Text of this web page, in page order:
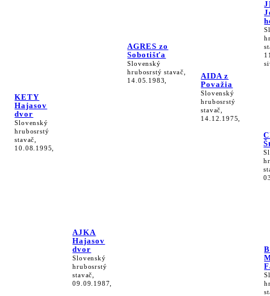
KETY
Hajasov
dvor
Slovenský
hrubosrstý
stavač,
10.08.1995,
AJKA
Hajasov
dvor
Slovenský
hrubosrstý
stavač,
09.09.1987,
AGRES zo
Sobotišťa
Slovenský
hrubosrstý stavač,
14.05.1983,
AIDA z
Považia
Slovenský
hrubosrstý
stavač,
14.12.1975,